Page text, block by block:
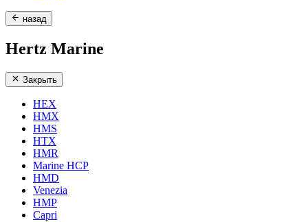
назад
Hertz Marine
Закрыть
HEX
HMX
HMS
HTX
HMR
Marine HCP
HMD
Venezia
HMP
Capri